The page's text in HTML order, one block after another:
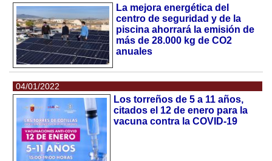
La mejora energética del
centro de seguridad y de la
piscina ahorrará la emisión de
más de 28.000 kg de CO2
anuales
04/01/2022
Los torreños de 5 a 11 años,
citados el 12 de enero para la
vacuna contra la COVID-19